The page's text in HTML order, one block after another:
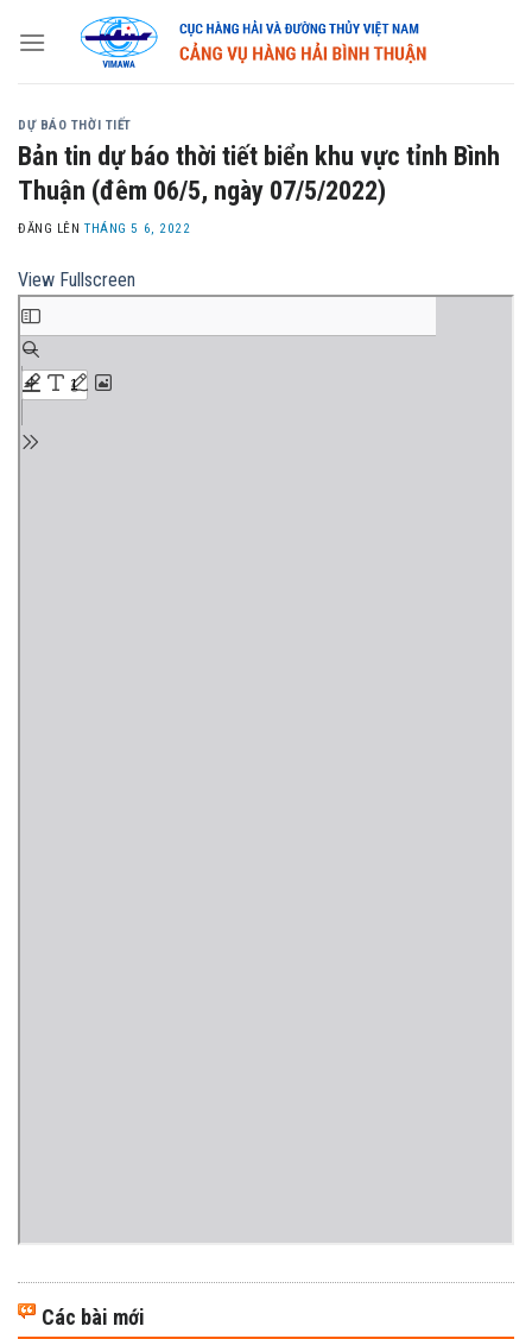
DỰ BÁO THỜI TIẾT
Bản tin dự báo thời tiết biển khu vực tỉnh Bình
Thuận (đêm 06/5, ngày 07/5/2022)
ĐĂNG LÊNTHÁNG 5 6, 2022
View Fullscreen
Các bài mới